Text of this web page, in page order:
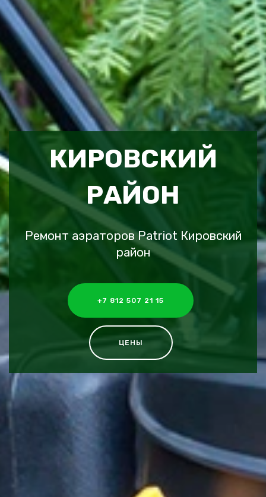
КИРОВСКИЙ
РАЙОН
Ремонт аэраторов Patriot Кировский
район
+7 812 507 21 15
ЦЕНЫ